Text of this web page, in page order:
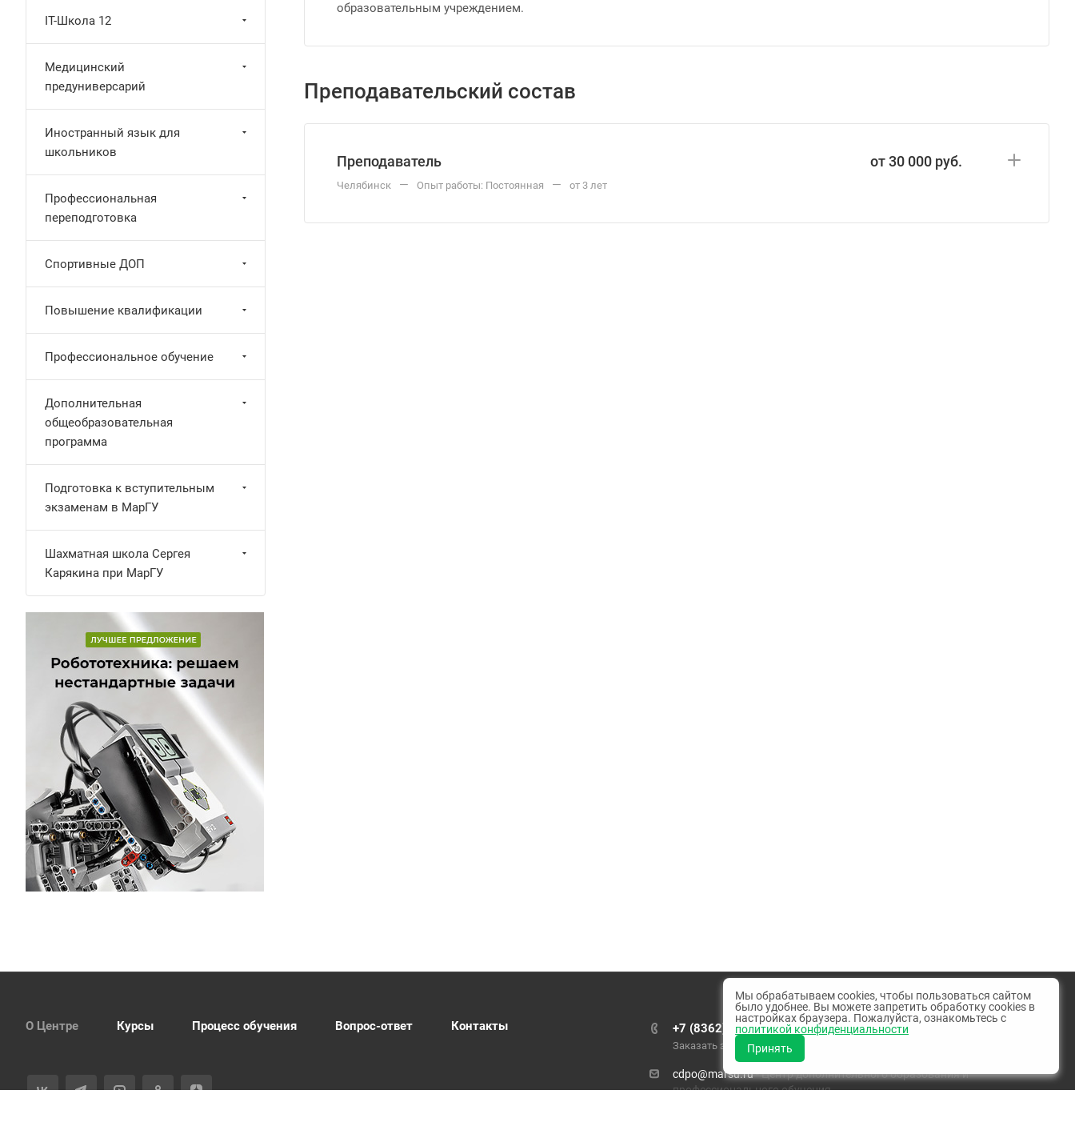
образовательным учреждением.
Преподавательский состав
Преподаватель от 30 000 руб.
Челябинск — Опыт работы: Постоянная — от 3 лет
IT-Школа 12
Медицинский
предуниверсарий
Иностранный язык для
школьников
Профессиональная
переподготовка
Спортивные ДОП
Повышение квалификации
Профессиональное обучение
Дополнительная
общеобразовательная
программа
Подготовка к вступительным
экзаменам в МарГУ
Шахматная школа Сергея
Карякина при МарГУ
О Центре Курсы Процесс обучения Вопрос-ответ Контакты +7 (8362) 68-79-07
Заказать звонок
cdpo@marsu.ru- Центр дополнительного образования и
профессионального обучения
Мы обрабатываем cookies, чтобы пользоваться сайтом
было удобнее. Вы можете запретить обработку cookies в
настройках браузера. Пожалуйста, ознакомьтесь с
политикой конфиденциальности
Принять